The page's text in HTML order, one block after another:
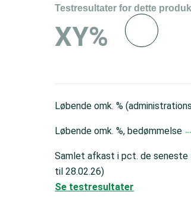
Testresultater for dette
XY%
Løbende omk. %
Løbende omk. %, bedømmelse
Samlet afkast i pct. de seneste
til 28.02.26)
Se testresultater